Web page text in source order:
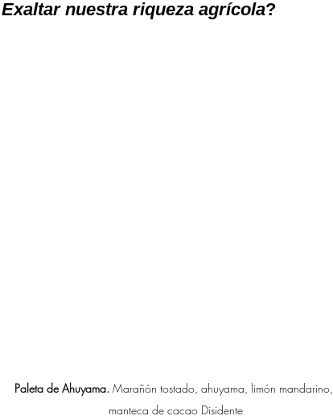
Exaltar nuestra riqueza agrícola?
Paleta de Ahuyama. Marañón tostado, ahuyama, limón mandarino,
manteca de cacao Disidente